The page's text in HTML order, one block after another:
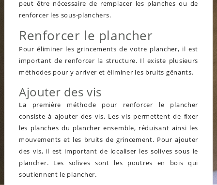
peut être nécessaire de remplacer les planches ou de
renforcer les sous-planchers.
Renforcer le plancher
Pour éliminer les grincements de votre plancher, il est
important de renforcer la structure. Il existe plusieurs
méthodes pour y arriver et éliminer les bruits gênants.
Ajouter des vis
La première méthode pour renforcer le plancher
consiste à ajouter des vis. Les vis permettent de fixer
les planches du plancher ensemble, réduisant ainsi les
mouvements et les bruits de grincement. Pour ajouter
des vis, il est important de localiser les solives sous le
plancher. Les solives sont les poutres en bois qui
soutiennent le plancher.